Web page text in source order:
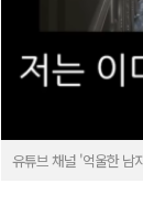
유튜브 채널 '억울한 남